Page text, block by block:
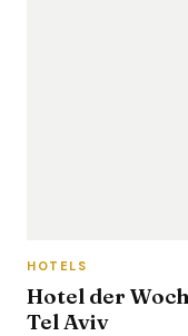
HOTELS
Hotel der
Tel Aviv